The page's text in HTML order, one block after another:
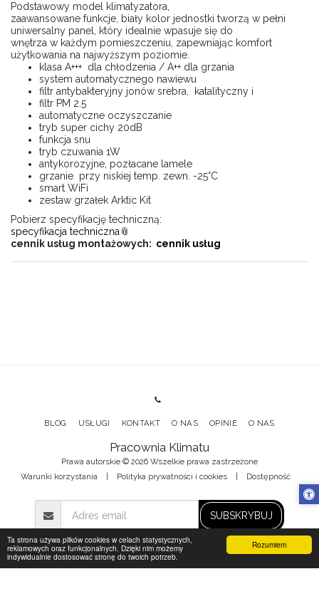
Rozumiem
Ta strona używa plików cookies w celach statystycznych,
reklamowych oraz funkcjonalnych. Dzięki nim możemy
indywidualnie dostosować stronę do twoich potrzeb.
Podstawowy model
klimatyzatora,
zaawansowane funkcje, biały kolor jednostki tworzą w pełni
uniwersalny panel, który idealnie wpasuje się do
wnętrza w każdym pomieszczeniu, zapewniając komfort
użytkowania na najwyższym poziomie
klasa A+++ dla chłodzenia / A++ dla grzania
system automatycznego nawiewu
filtr antybakteryjny jonów srebra, katalityczny i
filtr PM 2.5
automatyczne oczyszczanie
tryb super cichy 20dB
funkcja snu
tryb czuwania 1W
antykorozyjne, pozłacane lamele
grzanie przy niskiej temp. zewn. -25°C
smart WiFi
zestaw grzałek Arktic Kit
Pobierz specyfikację techniczną:
specyfikacja techniczna
cennik usług montażowych: cennik usług
Pracownia Klimatu
Prawa autorskie © 2026 Wszelkie prawa zastrzeżone
Warunki korzystania| Polityka prywatności i cookies| Dostępność
BLOG USŁUGI KONTAKT O NAS OPINIE O NAS
SUBSKRYBUJ